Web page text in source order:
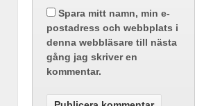
Spara mitt namn, min e-
postadress och webbplats i
denna webbläsare till nästa
gång jag skriver en
kommentar.